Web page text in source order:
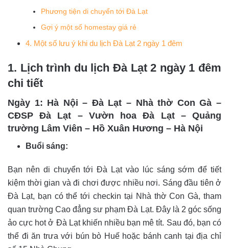
Phương tiện di chuyển tới Đà Lạt
Gợi ý một số homestay giá rẻ
4. Một số lưu ý khi du lịch Đà Lạt 2 ngày 1 đêm
1. Lịch trình du lịch Đà Lạt 2 ngày 1 đêm
chi tiết
Ngày 1: Hà Nội – Đà Lạt – Nhà thờ Con Gà –
CĐSP Đà Lạt – Vườn hoa Đà Lạt – Quảng
trường Lâm Viên – Hồ Xuân Hương – Hà Nội
Buổi sáng:
Bạn nên di chuyển tới Đà Lạt vào lúc sáng sớm để tiết
kiệm thời gian và đi chơi được nhiều nơi. Sáng đầu tiên ở
Đà Lạt, bạn có thể tới checkin tại Nhà thờ Con Gà, tham
quan trường Cao đẳng sư phạm Đà Lạt. Đây là 2 góc sống
ảo cực hot ở Đà Lạt khiến nhiều bạn mê tít. Sau đó, bạn có
thể đi ăn trưa với bún bò Huế hoặc bánh canh tại địa chỉ